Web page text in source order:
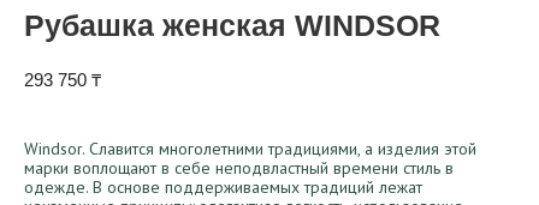
Рубашка женская WINDSOR
293 750 ₸
Windsor. Славится многолетними традициями, а изделия этой
марки воплощают в себе неподвластный времени стиль в
одежде. В основе поддерживаемых традиций лежат